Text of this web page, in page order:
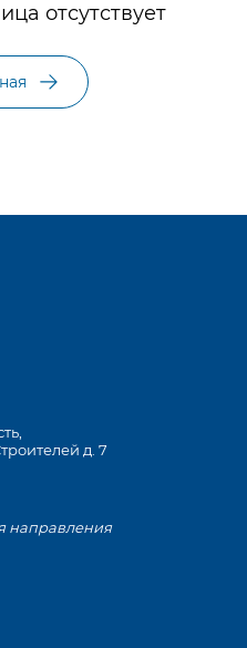
отсутствует
д. 7
направления
Думы